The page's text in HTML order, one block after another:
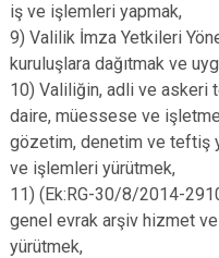
iş ve işlemleri yapmak,
9) Valilik İmza Yetkileri
kuruluşlara dağıtmak ve
10) Valiliğin, adli ve askeri
daire, müessese ve
gözetim, denetim ve teftiş
ve işlemleri yürütmek,
11) (Ek:RG-30/8/2014-
genel evrak arşiv hizmet
yürütmek,